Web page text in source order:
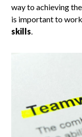
way to achieving
is important to
skills